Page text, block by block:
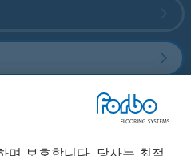
며 보호합니다. 당사는 최적